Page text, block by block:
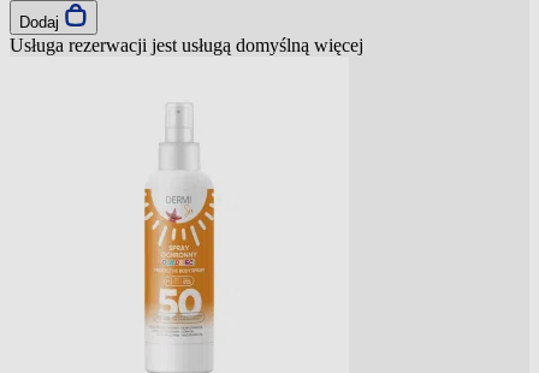
Dodaj
Usługa rezerwacji jest usługą domyślną więcej